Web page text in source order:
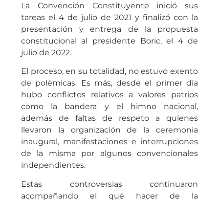
La Convención Constituyente inició sus
tareas el 4 de julio de 2021 y finalizó con la
presentación y entrega de la propuesta
constitucional al presidente Boric, el 4 de
julio de 2022.
El proceso, en su totalidad, no estuvo exento
de polémicas. Es más, desde el primer día
hubo conflictos relativos a valores patrios
como la bandera y el himno nacional,
además de faltas de respeto a quienes
llevaron la organización de la ceremonia
inaugural, manifestaciones e interrupciones
de la misma por algunos convencionales
independientes.
Estas controversias continuaron
acompañando el qué hacer de la